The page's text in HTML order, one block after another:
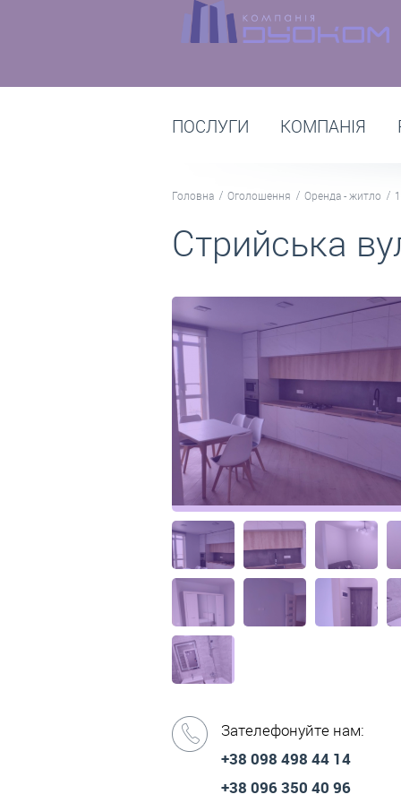
ПОСЛУГИ КОМПАНІЯ
Головна Оголошення Оренда - житло
Стрийська
Зателефонуйте нам:
+38 098 498 44 14
+38 096 350 40 96